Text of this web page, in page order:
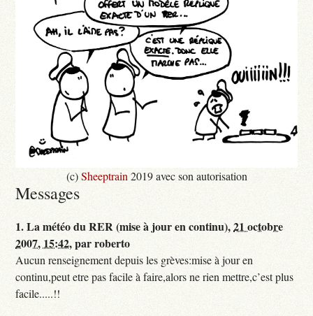
(c)Sheeptrain 2019 avec son autorisation
Messages
1.La météo du RER (mise à jour en continu),21 octobre
2007, 15:42,parroberto
Aucun renseignement depuis les grèves:mise à jour en
continu,peut etre pas facile à faire,alors ne rien mettre,c’est plus
facile.....!!